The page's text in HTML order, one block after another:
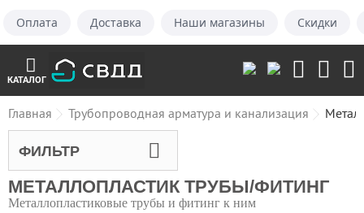
Оплата Доставка Наши магазины Скидки
КАТАЛОГ
Главная Трубопроводная арматура и канализация
ФИЛЬТР
МЕТАЛЛОПЛАСТИК ТРУБЫ/ФИТИНГ
Металлопластиковые трубы и фитинг к ним